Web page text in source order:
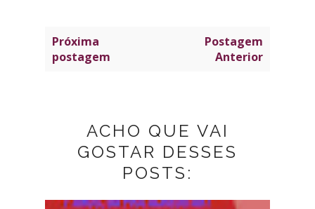
Próxima
postagem
Postagem
Anterior
ACHO QUE VAI
GOSTAR DESSES
POSTS: